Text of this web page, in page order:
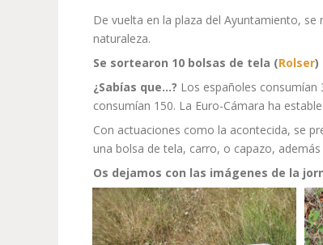
De vuelta en la plaza del Ayuntamiento,
naturaleza.
Se sortearon 10 bolsas de tela (Rolser)
¿Sabías que…? Los españoles
consumían 150. La Euro-Cámara ha
Con actuaciones como la acontecida, se
una bolsa de tela, carro, o capazo,
Os dejamos con las imágenes de la